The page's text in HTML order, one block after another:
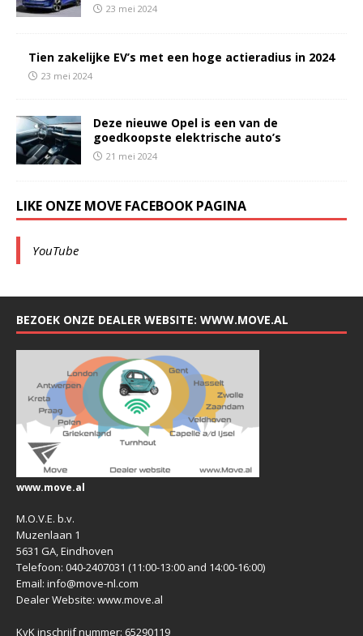
23 mei 2024
Tien zakelijke EV’s met een hoge actieradius in 2024
23 mei 2024
Deze nieuwe Opel is een van de
goedkoopste elektrische auto’s
21 mei 2024
LIKE ONZE MOVE FACEBOOK PAGINA
YouTube
BEZOEK ONZE DEALER WEBSITE: WWW.MOVE.AL
www.move.al
M.O.V.E. b.v.
Muzenlaan 1
5631 GA, Eindhoven
Telefoon: 040-2407031 (11:00-13:00 and 14:00-16:00)
Email: info@move-nl.com
Dealer Website: www.move.al
KvK inschrijf nummer: 65290119